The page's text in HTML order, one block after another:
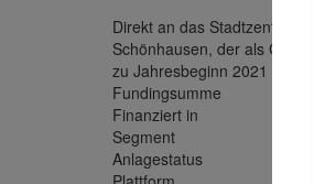
Direkt an das Stadtzentrum
Schönhausen, der als
zu Jahresbeginn 2021 erfolgt.
Fundingsumme
Finanziert in
Segment
Anlagestatus